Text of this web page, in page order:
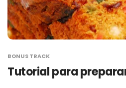
BONUS TRACK
Tutorial para